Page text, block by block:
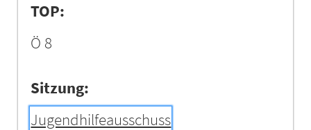
TOP:
Ö 8
Sitzung:
Jugendhilfeausschuss